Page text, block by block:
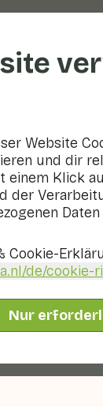
Website
und dir
einem Klick
der
Cookie-
/de/cookie-
Nur
und Gemüse